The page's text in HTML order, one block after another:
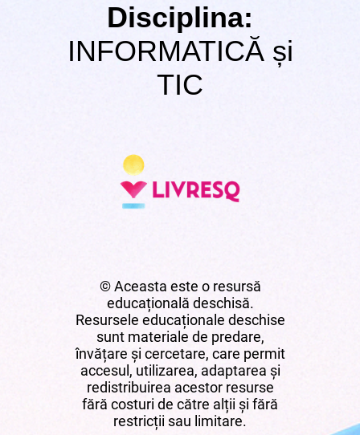
Disciplina:
INFORMATICĂ și
TIC
© Aceasta este o resursă
educațională deschisă.
Resursele educaționale deschise
sunt materiale de predare,
învățare și cercetare, care permit
accesul, utilizarea, adaptarea și
redistribuirea acestor resurse
fără costuri de către alții și fără
restricții sau limitare.